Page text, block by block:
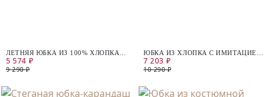
ЛЕТНЯЯ ЮБКА ИЗ 100% ХЛОПКА С
РАЗРЕЗОМ
5 574 ₽
9 290 ₽
ЮБКА ИЗ ХЛОПКА С ИМИТАЦИЕЙ
ЗАПАХА
7 203 ₽
10 290 ₽